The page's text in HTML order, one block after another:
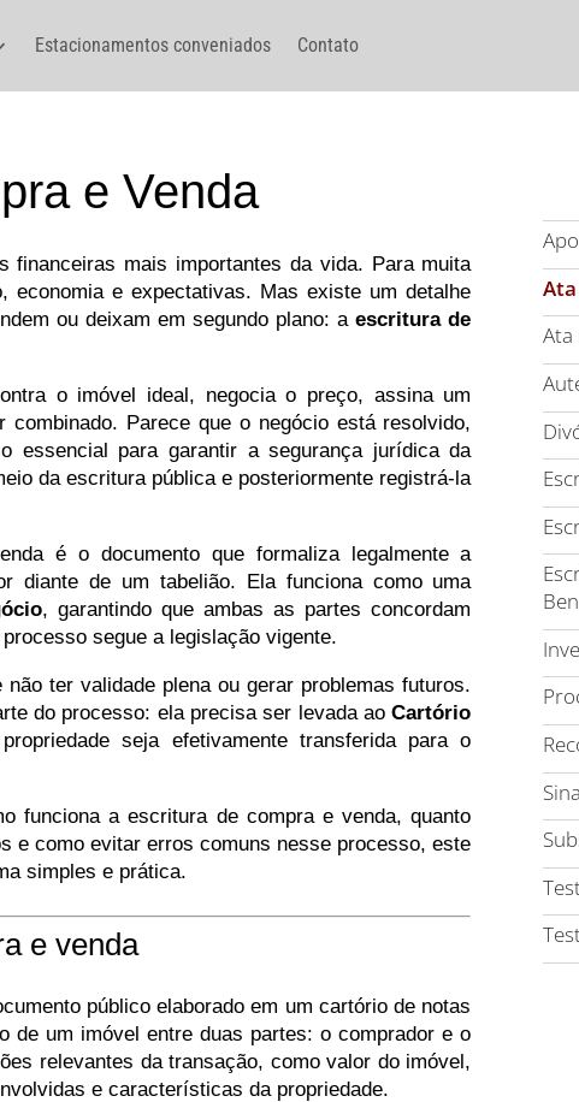
Estacionamentos conveniados Contato
e Venda
financeiras mais importantes da vida. Para muita
economia e expectativas. Mas existe um detalhe
ou deixam em segundo plano: aescritura de
o imóvel ideal, negocia o preço, assina um
Parece que o negócio está resolvido,
essencial para garantir a segurança jurídica da
da escritura pública e posteriormente registrá-la
é o documento que formaliza legalmente a
diante de um tabelião. Ela funciona como uma
, garantindo que ambas as partes concordam
segue a legislação vigente.
ter validade plena ou gerar problemas futuros.
do processo: ela precisa ser levada aoCartório
seja efetivamente transferida para o
funciona a escritura de compra e venda, quanto
e como evitar erros comuns nesse processo, este
simples e prática.
e venda
público elaborado em um cartório de notas
de um imóvel entre duas partes: o comprador e o
relevantes da transação, como valor do imóvel,
e características da propriedade.
Ata